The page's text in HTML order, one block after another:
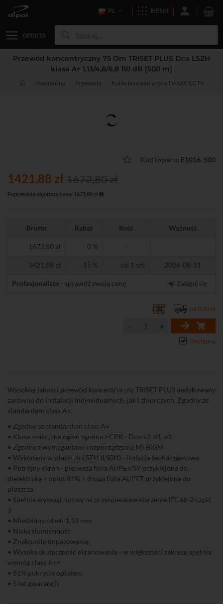
PL MENU
OFERTA
Przewód koncentryczny 75 Om TRISET PLUS Dca LSZH
klasa A+ 1,13/4,8/6,8 110 dB [500 m]
Monitoring Przewody Kable koncentryczne TV-SAT, CCTV
Kod towaru: E1016_500
1421,88 zł1672,80 zł
Poprzednia najniższa cena: 1672,80 zł
Brutto Rabat Ilość Ważność
1672,80 zł 0 % -
1421,88 zł 15 % od 1 szt. 2026-08-31
Profesjonalisto - sprawdź swoją cenę Zaloguj się
od 0,00 zł
Dostępny
Wysokiej jakości przewód koncentryczny TRISET PLUS dedykowany
zarówno do instalacji indywidualnych, jak i zbiorczych. Zgodny ze
standardem class A+.
• Zgodny ze standardem class A+
• Klasa reakcji na ogień zgodna z CPR - Dca-s2, d1, a1
• Zgodny z wymaganiami rozporządzenia MTBiGM
• Wykonany w płaszczu LSZH (LS0H) - izolacja bezhalogenowa
• Potrójny ekran - pierwsza folia Al/PET/SY przyklejona do
dielektryka + oplot 81% + druga folia Al/PET przyklejona do
płaszcza
• Spełnia wymogi normy na przyspieszone starzenie IEC68-2 część
3
• Miedziany rdzeń 1,13 mm
• Niska tłumienność
• Znakomite dopasowanie
• Wysoka skuteczność ekranowania - w większości zakresu spełnia
wymóg class A++
• 81% pokrycia oplotem
• 5 lat gwarancji